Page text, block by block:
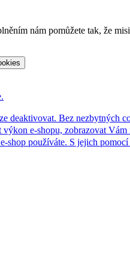
nám pomůžete tak, že
deaktivovat. Bez nezbytných
e-shopu, zobrazovat
shop používáte. S jejich pomocí